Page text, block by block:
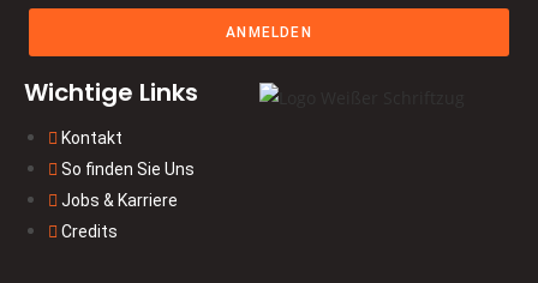
ANMELDEN
Wichtige Links
Kontakt
So finden Sie Uns
Jobs & Karriere
Credits